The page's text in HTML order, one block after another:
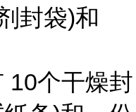
封袋)和
10个干燥封